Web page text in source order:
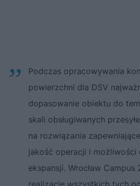
Podczas opracowywania
powierzchni dla DSV
dopasowanie obiektu do
skali obsługiwanych
na rozwiązania
jakość operacji i możliwości
ekspansji. Wrocław Campus
realizację wszystkich tych